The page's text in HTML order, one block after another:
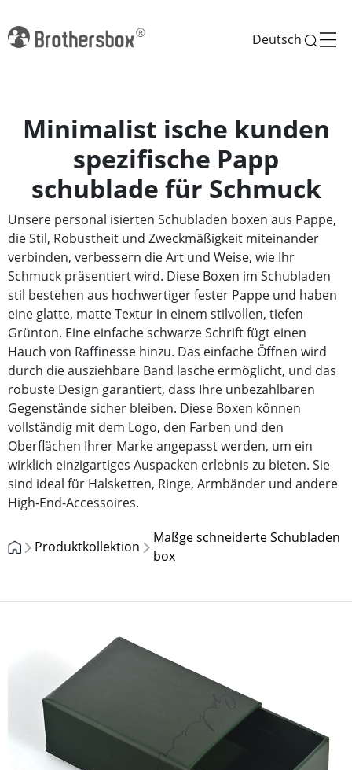
Deutsch
Minimalist ische kunden
spezifische Papp
schublade für Schmuck
Unsere personal isierten Schubladen boxen aus Pappe,
die Stil, Robustheit und Zweckmäßigkeit miteinander
verbinden, verbessern die Art und Weise, wie Ihr
Schmuck präsentiert wird. Diese Boxen im Schubladen
stil bestehen aus hochwertiger fester Pappe und haben
eine glatte, matte Textur in einem stilvollen, tiefen
Grünton. Eine einfache schwarze Schrift fügt einen
Hauch von Raffinesse hinzu. Das einfache Öffnen wird
durch die ausziehbare Band lasche ermöglicht, und das
robuste Design garantiert, dass Ihre unbezahlbaren
Gegenstände sicher bleiben. Diese Boxen können
vollständig mit dem Logo, den Farben und den
Oberflächen Ihrer Marke angepasst werden, um ein
wirklich einzigartiges Auspacken erlebnis zu bieten. Sie
sind ideal für Halsketten, Ringe, Armbänder und andere
High-End-Accessoires.
Produktkollektion
Maßge schneiderte Schubladen
box